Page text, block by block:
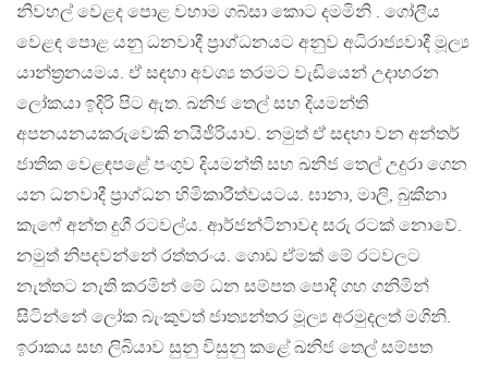
නිවහල් වෙළද පොළ වහාම ගබ්සා කොට දමමිනි . ගෝලීය
වෙළඳ පොළ යනු ධනවාදී ප්‍රාග්ධනයට අනුව අධිරාජ්‍යවාදී මූල්‍ය
යාන්ත්‍රනයමය. ඒ සඳහා අවශ්‍ය තරමට වැඩියෙන් උදාහරන
ලෝකයා ඉදිරි පිට ඇත. ඛනිජ තෙල් සහ දියමන්ති
අපනයනයකරුවෙකි නයිජීරියාව. නමුත් ඒ සඳහා වන අන්තර්
ජාතික වෙළඳපළේ පංගුව දියමන්ති සහ ඛනිජ තෙල් උදුරා ගෙන
යන ධනවාදී ප්‍රාග්ධන හිමිකාරීත්වයටය. ඝානා, මාලි, බුකීනා
කැෆේ අන්ත දුගී රටවල්ය. ආර්ජන්ටිනාවද සරු රටක් නොවේ.
නමුත් නිපදවන්නේ රත්තරංය. ගොඩ ඒමක් මේ රටවලට
නැත්තට නැති කරමින් මේ ධන සම්පත පොදි ගහ ගනිමින්
සිටින්නේ ලෝක බැංකුවත් ජාත්‍යන්තර මූල්‍ය අරමුදලත් මගිනි.
ඉරාකය සහ ලිබියාව සුනු විසුනු කළේ ඛනිජ තෙල් සම්පත